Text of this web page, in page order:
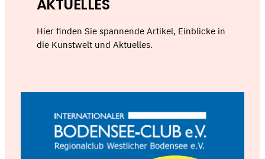
AKTUELLES
Hier finden Sie spannende Artikel, Einblicke in
die Kunstwelt und Aktuelles.